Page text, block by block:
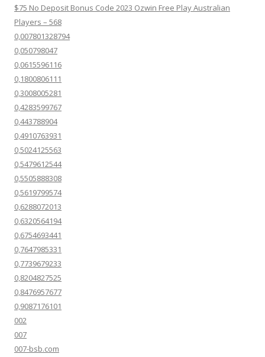
$75 No Deposit Bonus Code 2023 Ozwin Free Play Australian
Players – 568
0,007801328794
0,050798047
0,0615596116
0,1800806111
0,3008005281
0,4283599767
0,443788904
0,4910763931
0,5024125563
0,5479612544
0,5505888308
0,5619799574
0,6288072013
0,6320564194
0,6754693441
0,7647985331
0,7739679233
0,8204827525
0,8476957677
0,9087176101
002
007
007-bsb.com